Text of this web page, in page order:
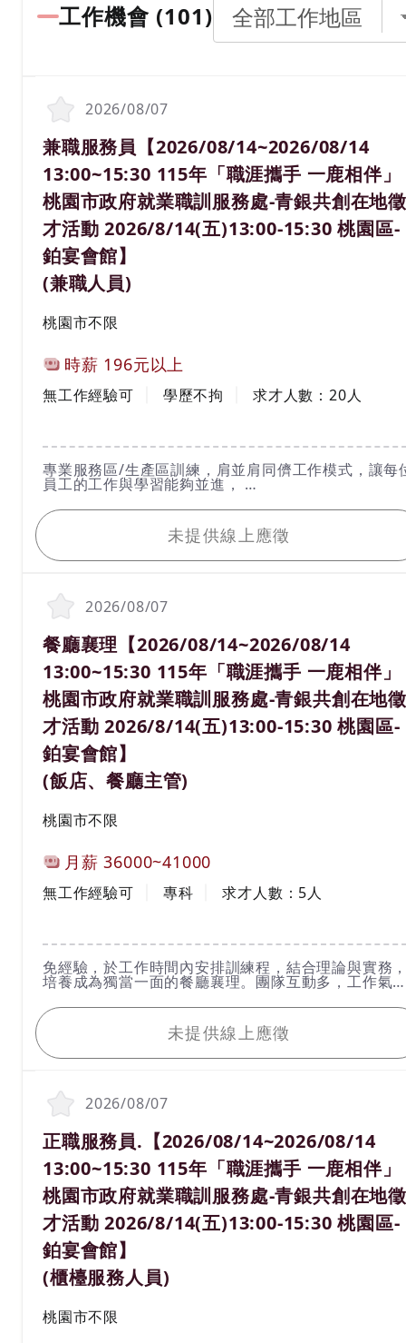
工作機會 (101)
2026/08/07
職務名稱(職業類別)
兼職服務員【2026/08/14~2026/08/14
13:00~15:30 115年「職涯攜手 一鹿相伴」
桃園市政府就業職訓服務處-青銀共創在地
才活動 2026/8/14(五)13:00-15:30 桃園區-
鉑宴會館】
(兼職人員)
桃園市不限
時薪 196元以上
工作經驗
無工作經驗可 學歷不拘 求才人數：20人
工作內容
專業服務區/生產區訓練，肩並肩同儕工作模式，讓每
員工的工作與學習能夠並進，
在歡樂的餐廳氛圍中與夥伴一同成長
我要應徵
未提供線上應徵
2026/08/07
職務名稱(職業類別)
餐廳襄理【2026/08/14~2026/08/14
13:00~15:30 115年「職涯攜手 一鹿相伴」
桃園市政府就業職訓服務處-青銀共創在地
才活動 2026/8/14(五)13:00-15:30 桃園區-
鉑宴會館】
(飯店、餐廳主管)
桃園市不限
月薪 36000~41000
工作經驗
無工作經驗可 專科 求才人數： 5人
工作內容
免經驗，於工作時間內安排訓練程，結合理論與實務
培養成為獨當一面的餐廳襄理。團隊互動多，工作氣
佳，活力有朝氣
我要應徵
未提供線上應徵
2026/08/07
職務名稱(職業類別)
正職服務員.【2026/08/14~2026/08/14
13:00~15:30 115年「職涯攜手 一鹿相伴」
桃園市政府就業職訓服務處-青銀共創在地
才活動 2026/8/14(五)13:00-15:30 桃園區-
鉑宴會館】
(櫃檯服務人員)
桃園市不限